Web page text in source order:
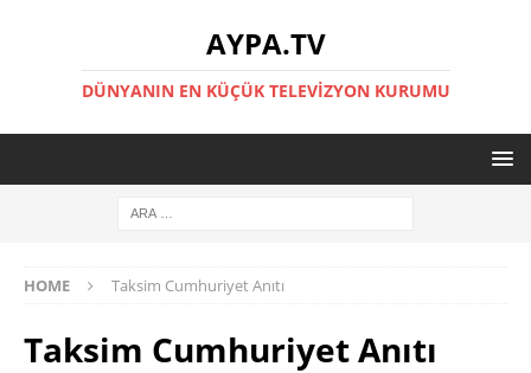
AYPA.TV
DÜNYANIN EN KÜÇÜK TELEVIZYON KURUMU
HOME Taksim Cumhuriyet Anıtı
Taksim Cumhuriyet Anıtı